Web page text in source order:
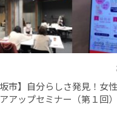
坂市】自分らしさ発見！女
アップセミナー（第１回）